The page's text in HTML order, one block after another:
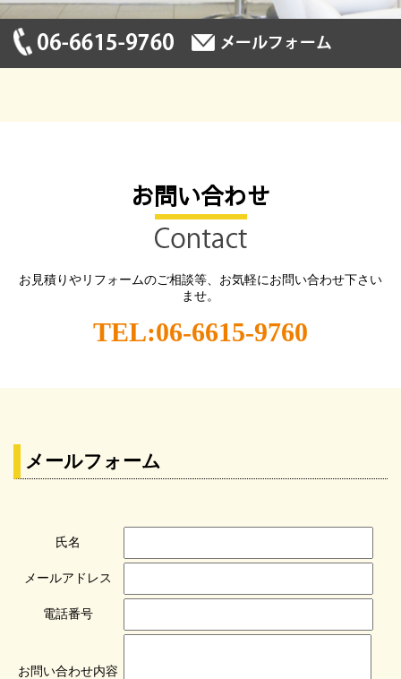
お問い合わせ
お見積りやリフォームのご相談等、お気軽にお問い合わせ下さい
ませ。
TEL:06-6615-9760
メールフォーム
氏名
メールアドレス
電話番号
お問い合わせ内容